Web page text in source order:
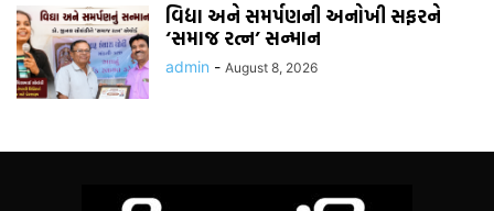
વિદ્યા અને સમર્પણની અનોખી સફરને
‘સમાજ રત્ન’ સન્માન
admin - August 8, 2026